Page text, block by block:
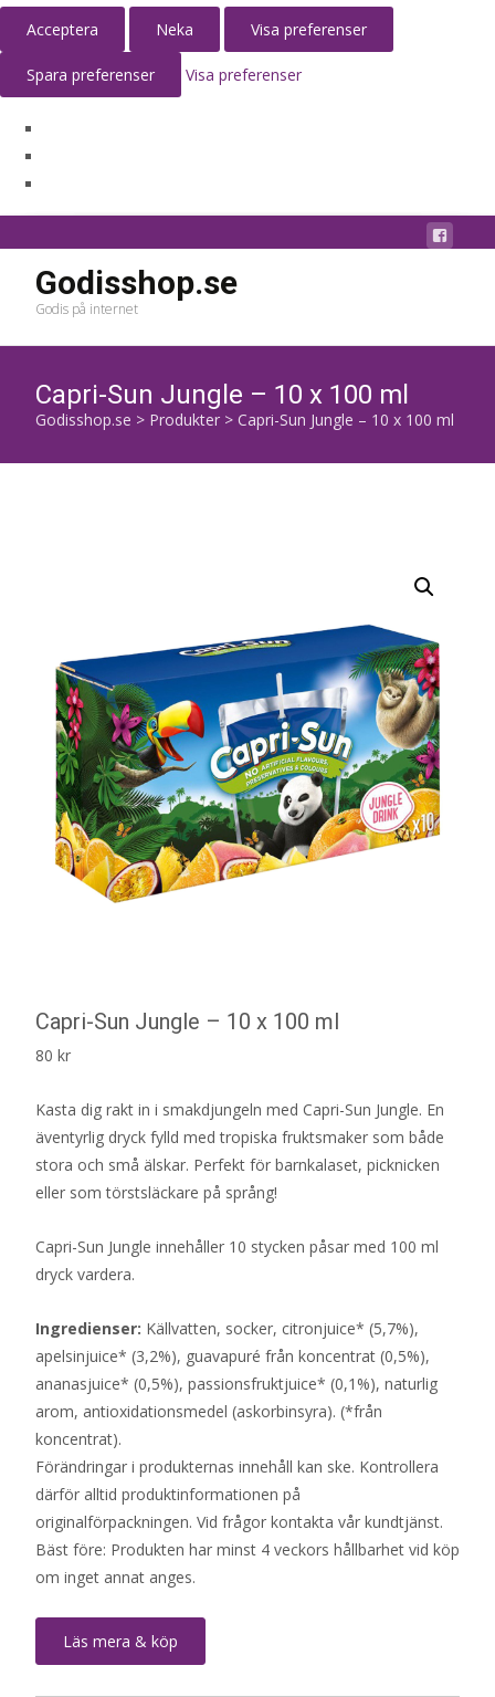
Acceptera Neka Visa preferenser
Spara preferenser Visa preferenser
Godisshop.se
Godis på internet
Capri-Sun Jungle – 10 x 100 ml
Godisshop.se > Produkter > Capri-Sun Jungle – 10 x 100 ml
Capri-Sun Jungle – 10 x 100 ml
80 kr
Kasta dig rakt in i smakdjungeln med Capri-Sun Jungle. En
äventyrlig dryck fylld med tropiska fruktsmaker som både
stora och små älskar. Perfekt för barnkalaset, picknicken
eller som törstsläckare på språng!
Capri-Sun Jungle innehåller 10 stycken påsar med 100 ml
dryck vardera.
Ingredienser: Källvatten, socker, citronjuice* (5,7%),
apelsinjuice* (3,2%), guavapuré från koncentrat (0,5%),
ananasjuice* (0,5%), passionsfruktjuice* (0,1%), naturlig
arom, antioxidationsmedel (askorbinsyra). (*från
koncentrat).
Förändringar i produkternas innehåll kan ske. Kontrollera
därför alltid produktinformationen på
originalförpackningen. Vid frågor kontakta vår kundtjänst.
Bäst före: Produkten har minst 4 veckors hållbarhet vid köp
om inget annat anges.
Läs mera & köp